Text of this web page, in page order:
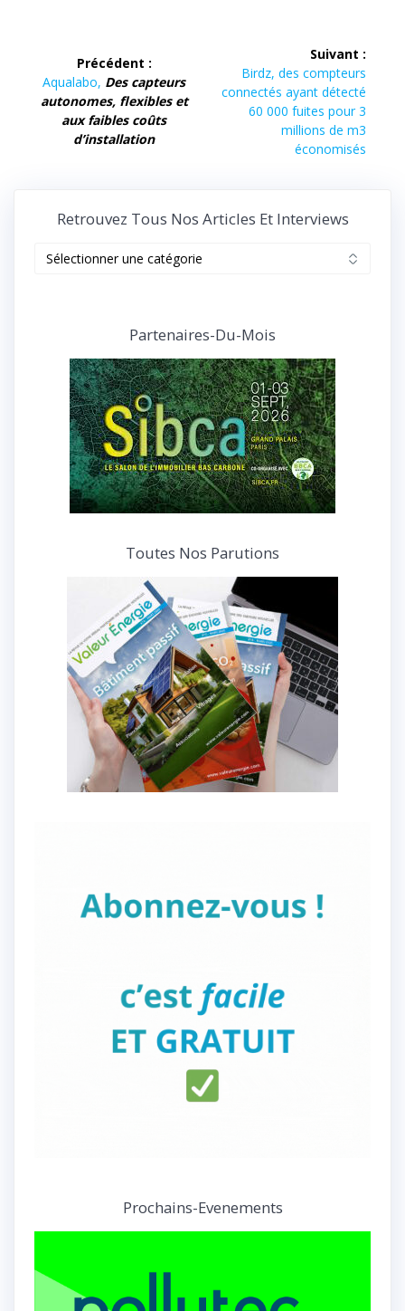
de
l’article
Précédent :
Article
précédent :
Aqualabo, Des capteurs
autonomes, flexibles et
aux faibles coûts
d’installation
Suivant :
Article
suivant :
Birdz, des compteurs
connectés ayant détecté
60 000 fuites pour 3
millions de m3
économisés
Retrouvez Tous Nos Articles Et Interviews
interviews
Partenaires-Du-Mois
Toutes Nos Parutions
Prochains-Evenements